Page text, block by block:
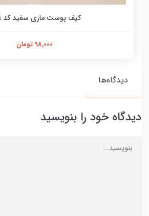
کیف پوست ماری سفید کد 8109
98,000 تومان
دیدگاه‌ها
دیدگاه خود را بنویسید